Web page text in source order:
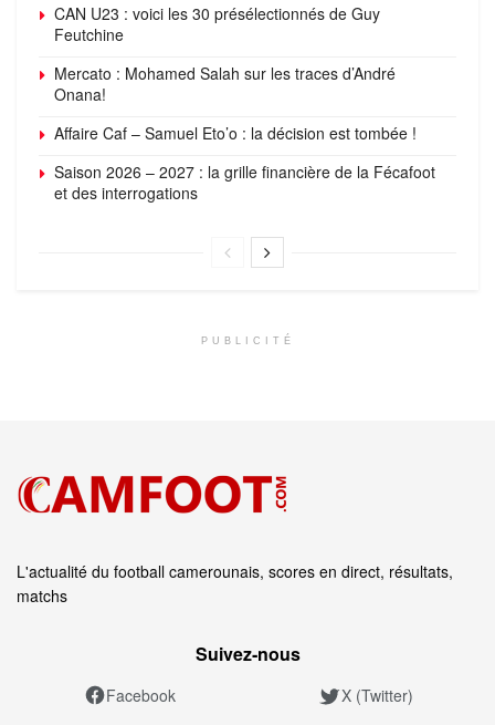
CAN U23 : voici les 30 présélectionnés de Guy
Feutchine
Mercato : Mohamed Salah sur les traces d’André
Onana!
Affaire Caf – Samuel Eto’o : la décision est tombée !
Saison 2026 – 2027 : la grille financière de la Fécafoot
et des interrogations
PUBLICITÉ
L'actualité du football camerounais, scores en direct, résultats,
matchs
Suivez‑nous
Facebook X (Twitter)